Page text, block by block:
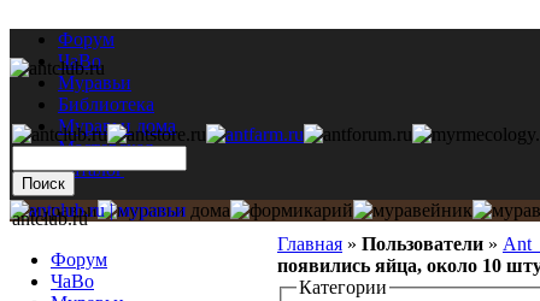
Форум
ЧаВо
Муравьи
Библиотека
Муравьи дома
Мастерская
Каталог
Главная » Пользователи »
появились яйца, около 10
Категории
antclub.ru
Форум
ЧаВо